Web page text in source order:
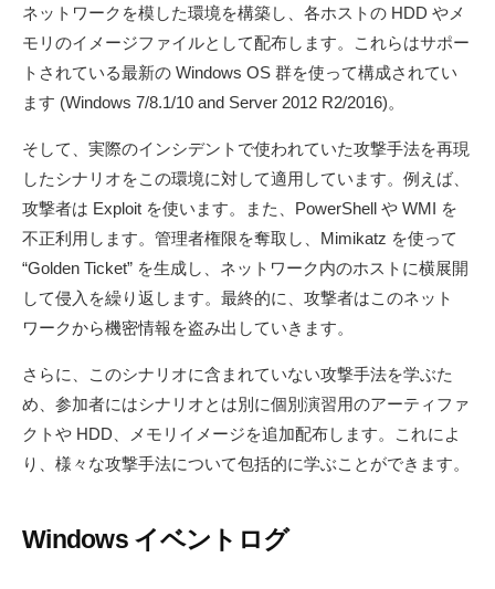
ネットワークを模した環境を構築し、各ホストの HDD やメ
モリのイメージファイルとして配布します。これらはサポー
トされている最新の Windows OS 群を使って構成されてい
ます (Windows 7/8.1/10 and Server 2012 R2/2016)。
そして、実際のインシデントで使われていた攻撃手法を再現
したシナリオをこの環境に対して適用しています。例えば、
攻撃者は Exploit を使います。また、PowerShell や WMI を
不正利用します。管理者権限を奪取し、Mimikatz を使って
“Golden Ticket” を生成し、ネットワーク内のホストに横展開
して侵入を繰り返します。最終的に、攻撃者はこのネット
ワークから機密情報を盗み出していきます。
さらに、このシナリオに含まれていない攻撃手法を学ぶた
め、参加者にはシナリオとは別に個別演習用のアーティファ
クトや HDD、メモリイメージを追加配布します。これによ
り、様々な攻撃手法について包括的に学ぶことができます。
Windows イベントログ